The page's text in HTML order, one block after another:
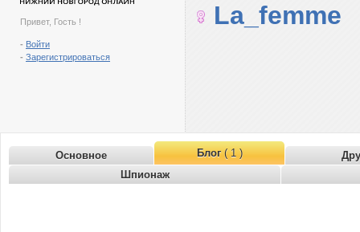
Привет, Гость !
- Войти
- Зарегистрироваться
La_femme
Основное Блог( 1 )
Шпионаж